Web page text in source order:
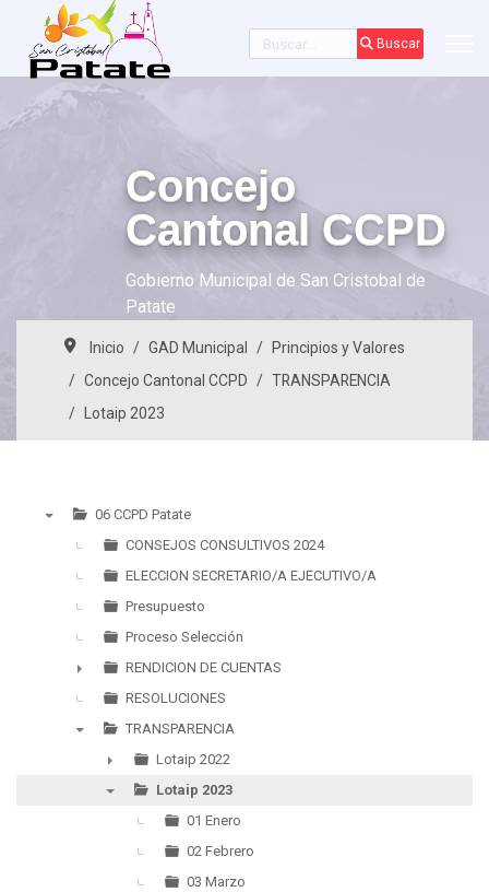
Buscar Buscar
Concejo
Cantonal CCPD
Gobierno Municipal de San Cristobal de
Patate
Inicio GAD Municipal
Principios y Valores
Concejo Cantonal CCPD
TRANSPARENCIA
Lotaip 2023
06 CCPD Patate
CONSEJOS CONSULTIVOS 2024
ELECCION SECRETARIO/A EJECUTIVO/A
Presupuesto
Proceso Selección
►
RENDICION DE CUENTAS
RESOLUCIONES
TRANSPARENCIA
►
Lotaip 2022
Lotaip 2023
01 Enero
02 Febrero
03 Marzo